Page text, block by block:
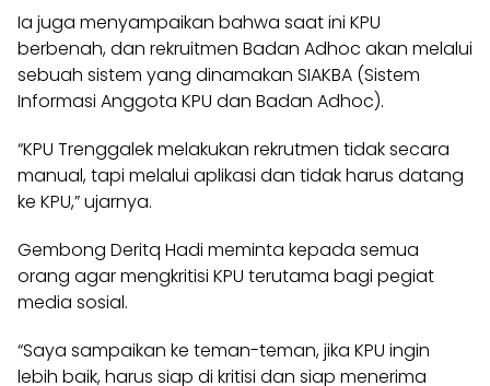
Ia juga menyampaikan bahwa saat ini KPU
berbenah, dan rekruitmen Badan Adhoc akan melalui
sebuah sistem yang dinamakan SIAKBA (Sistem
Informasi Anggota KPU dan Badan Adhoc).
“KPU Trenggalek melakukan rekrutmen tidak secara
manual, tapi melalui aplikasi dan tidak harus datang
ke KPU,” ujarnya.
Gembong Deritq Hadi meminta kepada semua
orang agar mengkritisi KPU terutama bagi pegiat
media sosial.
“Saya sampaikan ke teman-teman, jika KPU ingin
lebih baik, harus siap di kritisi dan siap menerima